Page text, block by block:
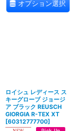
オプション選択
ロイシュ レディース ス
キーグローブ ジョージ
ア ブラック REUSCH
GIORGIA R-TEX XT
[60312777700]